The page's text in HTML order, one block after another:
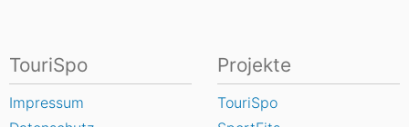
TouriSpo
Impressum
Projekte
TouriSpo